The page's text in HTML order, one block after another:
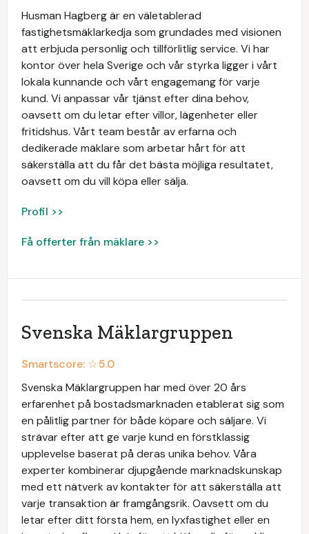
Husman Hagberg är en väletablerad
fastighetsmäklarkedja som grundades med visionen
att erbjuda personlig och tillförlitlig service. Vi har
kontor över hela Sverige och vår styrka ligger i vårt
lokala kunnande och vårt engagemang för varje
kund. Vi anpassar vår tjänst efter dina behov,
oavsett om du letar efter villor, lägenheter eller
fritidshus. Vårt team består av erfarna och
dedikerade mäklare som arbetar hårt för att
säkerställa att du får det bästa möjliga resultatet,
oavsett om du vill köpa eller sälja.
Profil >>
Få offerter från mäklare >>
Svenska Mäklargruppen
Smartscore: ☆5.0
Svenska Mäklargruppen har med över 20 års
erfarenhet på bostadsmarknaden etablerat sig som
en pålitlig partner för både köpare och säljare. Vi
strävar efter att ge varje kund en förstklassig
upplevelse baserat på deras unika behov. Våra
experter kombinerar djupgående marknadskunskap
med ett nätverk av kontakter för att säkerställa att
varje transaktion är framgångsrik. Oavsett om du
letar efter ditt första hem, en lyxfastighet eller en